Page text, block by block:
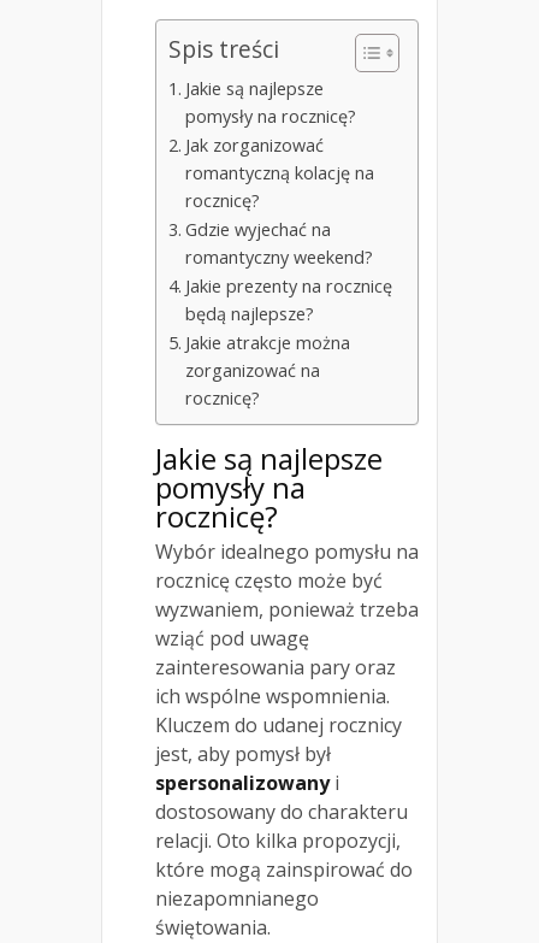
Spis treści
Jakie są najlepsze
pomysły na rocznicę?
Jak zorganizować
romantyczną kolację na
rocznicę?
Gdzie wyjechać na
romantyczny weekend?
Jakie prezenty na rocznicę
będą najlepsze?
Jakie atrakcje można
zorganizować na
rocznicę?
Jakie są najlepsze
pomysły na
rocznicę?
Wybór idealnego pomysłu na
rocznicę często może być
wyzwaniem, ponieważ trzeba
wziąć pod uwagę
zainteresowania pary oraz
ich wspólne wspomnienia.
Kluczem do udanej rocznicy
jest, aby pomysł był
spersonalizowanyi
dostosowany do charakteru
relacji. Oto kilka propozycji,
które mogą zainspirować do
niezapomnianego
świętowania.